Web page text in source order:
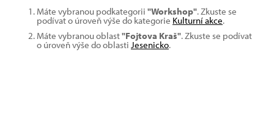
Máte vybranou podkategorii "Workshop". Zkuste se
podívat o úroveň výše do kategorie Kulturní akce.
Máte vybranou oblast"Fojtova Kraš". Zkuste se podívat
o úroveň výše do oblasti Jesenicko.